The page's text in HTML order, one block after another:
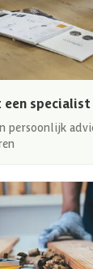
een specialist
persoonlijk